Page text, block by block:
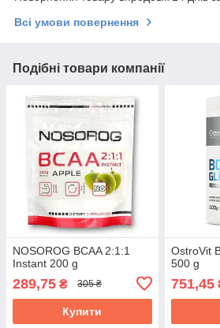
Всі умови повернення
Подібні товари компанії
NOSOROG BCAA 2:1:1
Instant 200 g
289,75 ₴ 305 ₴
Купити
OstroVit
500 g
751,45